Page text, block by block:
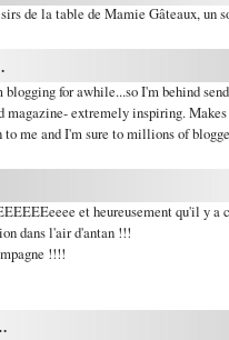
de la table de Mamie Gâteaux, un
for awhile...so I'm behind
magazine- extremely inspiring.
me and I'm sure to millions of
et heureusement qu'il y a
dans l'air d'antan !!!
!!!!